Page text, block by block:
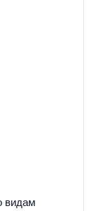
видам